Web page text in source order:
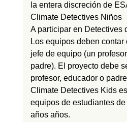
la entera discreción de
Climate Detectives Niños
A participar en Detectives
Los equipos deben
jefe de equipo (un
padre). El proyecto debe
profesor, educador o
Climate Detectives Kids
equipos de estudiantes de
años años.